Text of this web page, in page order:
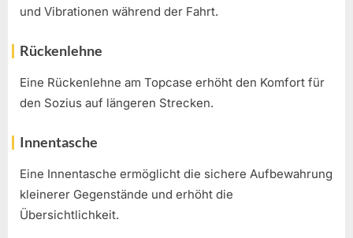
und Vibrationen während der Fahrt.
Rückenlehne
Eine Rückenlehne am Topcase erhöht den Komfort für
den Sozius auf längeren Strecken.
Innentasche
Eine Innentasche ermöglicht die sichere Aufbewahrung
kleinerer Gegenstände und erhöht die
Übersichtlichkeit.